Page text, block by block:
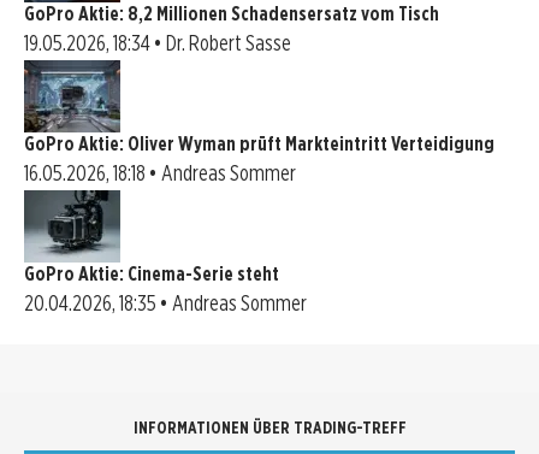
GoPro Aktie: 8,2 Millionen Schadensersatz vom Tisch
19.05.2026, 18:34 • Dr. Robert Sasse
GoPro Aktie: Oliver Wyman prüft Markteintritt Verteidigung
16.05.2026, 18:18 • Andreas Sommer
GoPro Aktie: Cinema-Serie steht
20.04.2026, 18:35 • Andreas Sommer
INFORMATIONEN ÜBER TRADING-TREFF